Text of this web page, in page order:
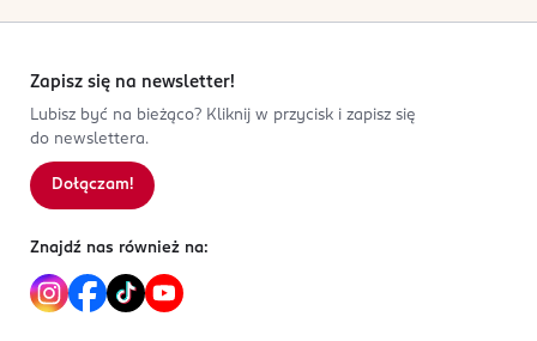
Zapisz się na newsletter!
Lubisz być na bieżąco? Kliknij w przycisk i zapisz się
do newslettera.
Dołączam!
Znajdź nas również na: